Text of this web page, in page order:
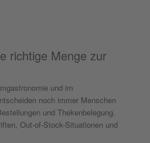
richtige Menge zur
und im
noch immer Menschen
und Thekenbelegung.
Out-of-Stock-Situationen und